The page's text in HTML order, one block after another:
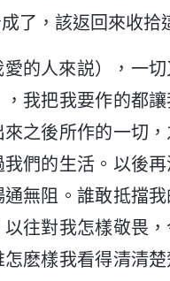
了，該返回來收拾
的人來説），一
我把我要作的都
之後所作的一切
們的生活。以後
無阻。誰敢抵擋
往對我怎樣敬畏
麽樣我看得清清